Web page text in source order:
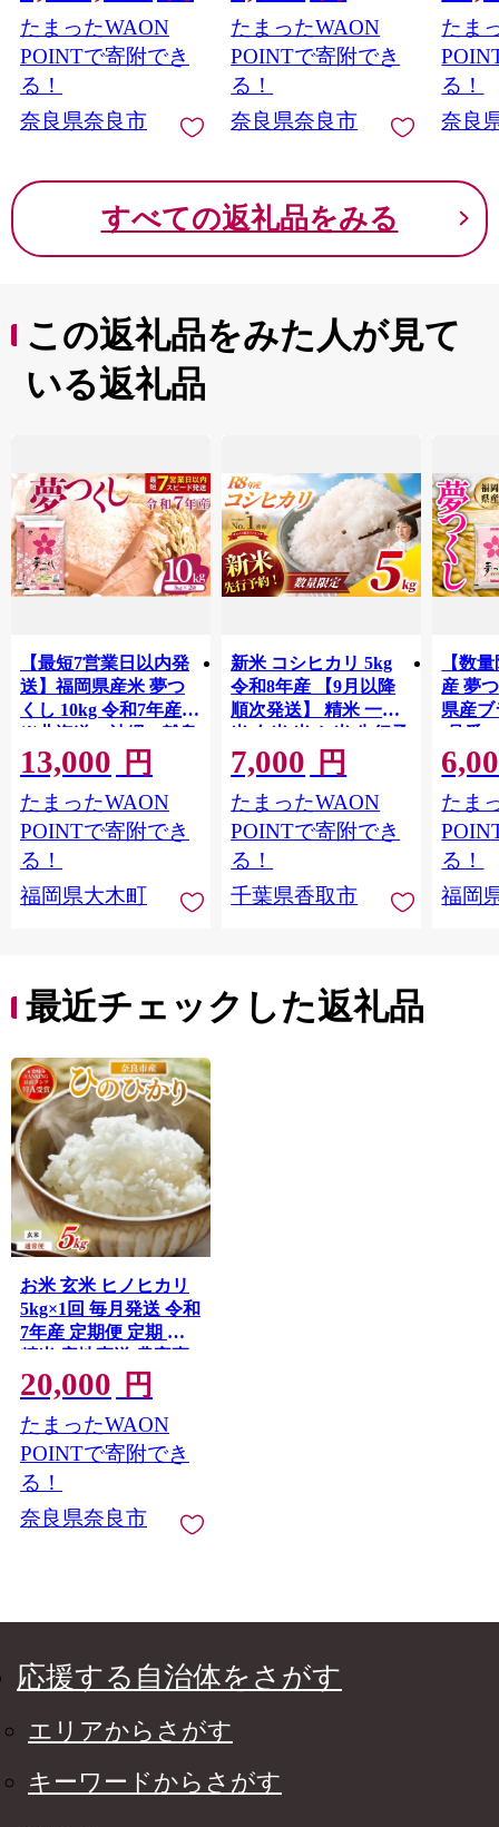
答用 合同会社工藝舎
奈良県 奈良市
たまったWAON
POINTで寄附でき
る！
奈良県奈良市
シリカ水 軟水 賞味期
限2年 長期間保存可能
永伸商事株式会社
たまったWAON
POINTで寄附でき
る！
奈良県奈良市
り こ
はん
県 奈
たま
る！
奈良
すべての返礼品をみる
この返礼品をみた人が見て
いる返礼品
【最短7営業日以内発
送】福岡県産米 夢つ
くし 10kg 令和7年産
※北海道・沖縄・離島
は配送不可 |【精米 単
一米 単一原料米 7年産
国産 お米 ブランド米
5kg × 2 ゆめつくし】
CY009_01
13,000 円
たまったWAON
POINTで寄附でき
る！
福岡県大木町
新米 コシヒカリ 5kg
令和8年産 【9月以降
順次発送】 精米 一等
米 白米 米 お米 先行予
約 数量 限定 こしひか
り 5キロ 米5kg ごはん
こめ コメ はくまい お
米マイスター 厳選 予
約 白飯 ※ okome kome
おむすび おにぎり 国
産 飯 おこめ 取り寄せ
7,000 円
たまったWAON
POINTで寄附でき
る！
千葉県香取市
【数
産 夢
県産ブ
(品番
たま
る！
福岡
最近チェックした返礼品
お米 玄米 ヒノヒカリ
5kg×1回 毎月発送 令和
7年産 定期便 定期 米
精米 産地直送 農家直
送 おむすび おにぎり
こめ お弁当 ご飯 ごは
ん ブランド米 奈良県
奈良市 なら 23-063
20,000 円
たまったWAON
POINTで寄附でき
る！
奈良県奈良市
応援する自治体をさがす
エリアからさがす
キーワードからさがす